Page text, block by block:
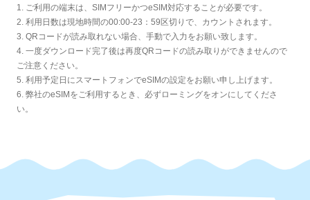
1. ご利用の端末は、SIMフリーかつeSIM対応することが必要です。
2. 利用日数は現地時間の00:00-23：59区切りで、カウントされます。
3. QRコードが読み取れない場合、手動で入力をお願い致します。
4. 一度ダウンロード完了後は再度QRコードの読み取りができませんので
ご注意ください。
5. 利用予定日にスマートフォンでeSIMの設定をお願い申し上げます。
6. 弊社のeSIMをご利用するとき、必ずローミングをオンにしてくださ
い。